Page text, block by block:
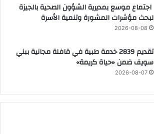
اجتماع موسع بمديرية الشؤون الصحية بالجيزة
لبحث مؤشرات المشورة وتنمية الأسرة
2026-08-08
تقديم 2839 خدمة طبية في قافلة مجانية ببني
سويف ضمن «حياة كريمة»
2026-08-07